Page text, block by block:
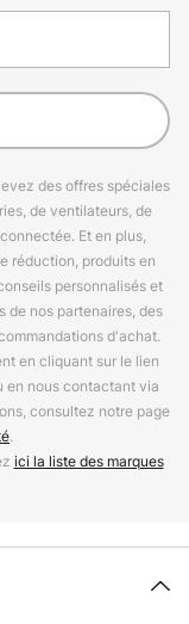
des offres spéciales
de ventilateurs, de
Et en plus,
réduction, produits en
personnalisés et
de nos partenaires, des
d'achat.
en cliquant sur le lien
en nous contactant via
consultez notre page
.
ici la liste des marques